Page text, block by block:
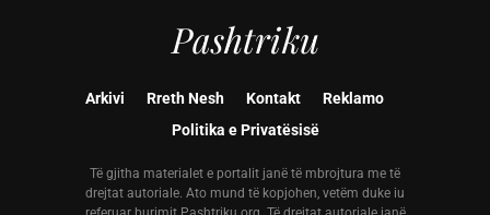
Pashtriku
Arkivi Rreth Nesh Kontakt
Reklamo
Politika e Privatësisë
Të gjitha materialet e portalit janë të mbrojtura me të
drejtat autoriale. Ato mund të kopjohen, vetëm duke iu